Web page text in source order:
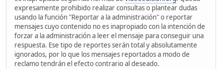
expresamente prohibido realizar consultas o plantear dudas
usando la función "Reportar a la administración" o reportar
mensajes cuyo contenido no es inapropiado con la intención de
forzar a la administración a leer el mensaje para conseguir una
respuesta. Ese tipo de reportes serán total y absolutamente
ignorados, por lo que los mensajes reportados a modo de
reclamo tendrán el efecto contrario al deseado.